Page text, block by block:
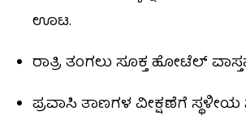
ಊಟ.
ರಾತ್ರಿ ತಂಗಲು ಸೂಕ್ತ ಹೋಟೆಲ್
ಪ್ರವಾಸಿ ತಾಣಗಳ ವೀಕ್ಷಣೆಗೆ